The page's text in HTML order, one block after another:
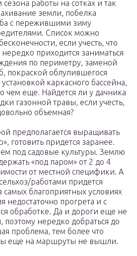
работы на сотках и так
земли, побелка
с пережившими зиму
Список можно
если учесть, что
приходится заниматься
по периметру, заменой
покраской облупившегося
каркасного бассейна,
чем еще. Найдется ли у дачника
газонной травы, если учесть,
объемная?
предполагается выращивать
готовить придется заранее.
под садовые культуры. Землю
«под паром» от 2 до 4
от местной специфики. А
работами придется
самых благоприятных условиях
недостаточно прогрета и с
обработке. Да и дороги еще не
поэтому нередко добраться до
проблема, тем более что
еще на маршруты не вышли.